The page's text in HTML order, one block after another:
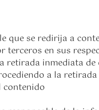
que se redirija a
en sus
retirada inmediata
a la
contenido